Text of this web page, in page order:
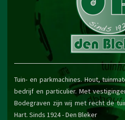
Tuin- en parkmachines. Hout,
bedrijf en particulier. Met
Bodegraven zijn wij met recht de
Hart. Sinds 1924 -Den Bleker